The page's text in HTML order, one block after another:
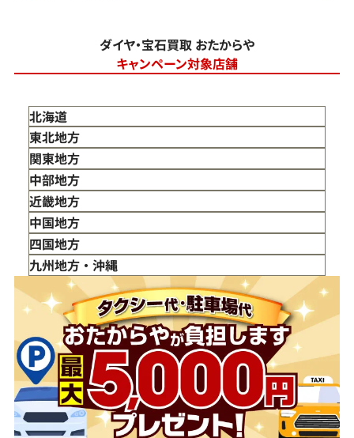
ダイヤ・宝石買取 おたからや
キャンペーン対象店舗
北海道
東北地方
青森県
岩手県
宮城県
秋田県
山形県
福島県
関東地方
東京都
神奈川県
埼玉県
千葉県
茨城県
栃木県
群馬県
中部地方
新潟県
富山県
石川県
山梨県
長野県
岐阜県
静岡県
愛知県
近畿地方
三重県
滋賀県
京都府
大阪府
兵庫県
奈良県
和歌山県
中国地方
鳥取県
島根県
岡山県
広島県
山口県
四国地方
徳島県
香川県
愛媛県
九州地方・沖縄
福岡県
佐賀県
長崎県
熊本県
大分県
宮崎県
鹿児島県